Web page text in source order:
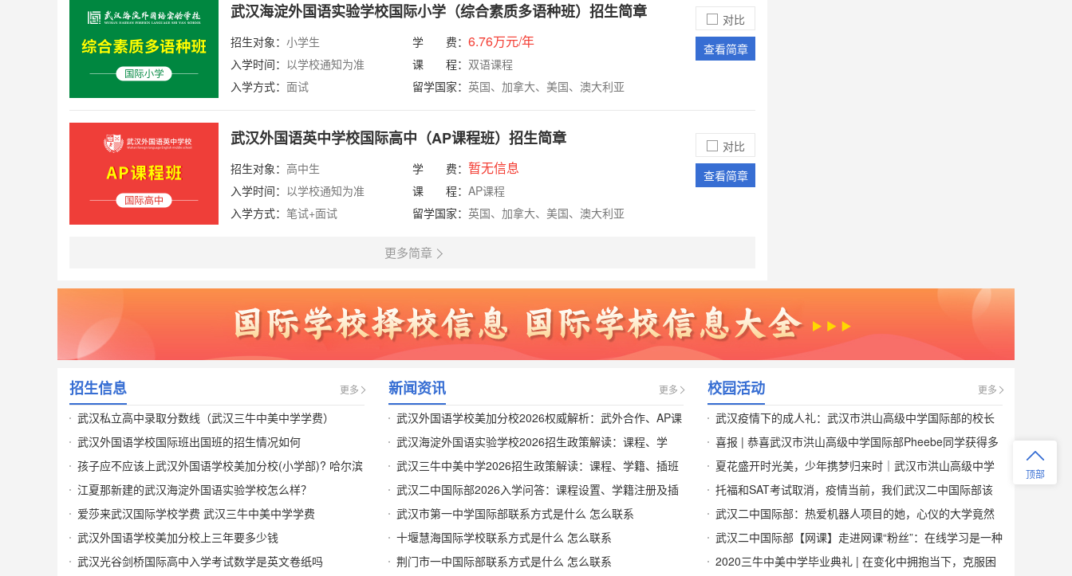
武汉海淀外国语实验学校国际小学（综合素质多语种班）招生简章
招生对象： 小学生 学 费： 6.76万元/年
入学时间： 以学校通知为准 课 程： 双语课程
入学方式： 面试 留学国家： 英国、加拿大、美国、澳大利亚
对比
查看简章
武汉外国语英中学校国际高中（AP课程班）招生简章
招生对象： 高中生 学 费： 暂无信息
入学时间： 以学校通知为准 课 程： AP课程
入学方式： 笔试+面试 留学国家： 英国、加拿大、美国、澳大利亚
对比
查看简章
更多简章
国际部美方选修课程包括：电脑编程、
演讲辩论、科学实验、创办报刊、游戏
发明等，由外教根据学生兴趣爱好规划
武汉二中国际部中美国高中必修课程有
国际部美方必修课程包括：ESL, 阅读写
作、英美文学、人文地理、美国历史、
欧洲历史、数学、物理、化学、生物、
天文学、地质学、环境科学等，全部采
用美国中学使用的原版教材。
报考武汉二中国际部都会接收什么样的
高中课程有机结合，并加入高端的AP课
招生信息 更多
武汉私立高中录取分数线（武汉三牛中美中学学费）
武汉外国语学校国际班出国班的招生情况如何
孩子应不应该上武汉外国语学校美加分校(小学部)? 哈尔滨
国际学校排名
江夏那新建的武汉海淀外国语实验学校怎么样？
爱莎来武汉国际学校学费 武汉三牛中美中学学费
武汉外国语学校美加分校上三年要多少钱
武汉光谷剑桥国际高中入学考试数学是英文卷纸吗
新闻资讯 更多
武汉外国语学校美加分校2026权威解析：武外合作、AP课
程与东西湖生态校区
武汉海淀外国语实验学校2026招生政策解读：课程、学
籍、插班一文说清
武汉三牛中美中学2026招生政策解读：课程、学籍、插班
一文说清
武汉二中国际部2026入学问答：课程设置、学籍注册及插
班流程详解
武汉市第一中学国际部联系方式是什么 怎么联系
十堰慧海国际学校联系方式是什么 怎么联系
荆门市一中国际部联系方式是什么 怎么联系
校园活动 更多
武汉疫情下的成人礼：武汉市洪山高级中学国际部的校长
和六百学生一一击拳___1
喜报 | 恭喜武汉市洪山高级中学国际部Pheebe同学获得多
伦多大学商学院Offer！___1
夏花盛开时光美，少年携梦归来时｜武汉市洪山高级中学
国际部复课啦___1
托福和SAT考试取消，疫情当前，我们武汉二中国际部该
如何应对？___1
武汉二中国际部：热爱机器人项目的她，心仪的大学竟然
是……___1
武汉二中国际部【网课】走进网课“粉丝”：在线学习是一种
怎样的体验？___1
2020三牛中美中学毕业典礼 | 在变化中拥抱当下，克服困
顶部